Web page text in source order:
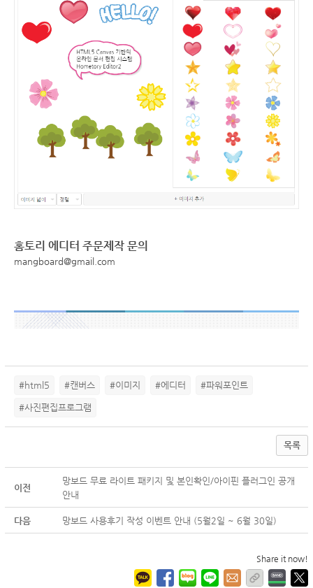
홈토리 에디터 주문제작 문의
mangboard@gmail.com
#html5 #캔버스 #이미지 #에디터 #파워포인트
#사진편집프로그램
목록
이전
망보드 무료 라이트 패키지 및 본인확인/아이핀 플러그인 공개
안내
다음 망보드 사용후기 작성 이벤트 안내 (5월2일 ~ 6월 30일)
Share it now!